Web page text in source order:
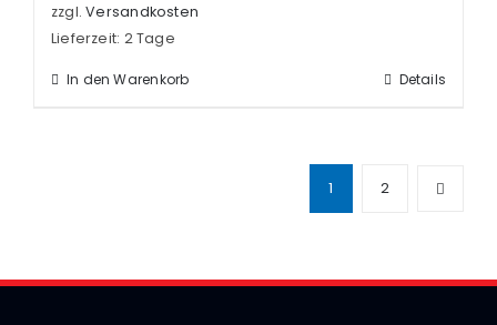
zzgl.Versandkosten
Lieferzeit: 2 Tage
In den Warenkorb Details
1 2